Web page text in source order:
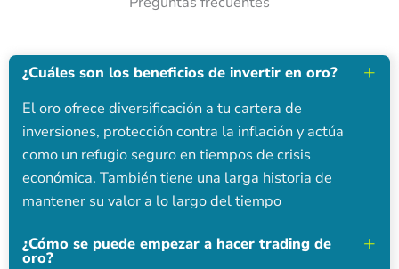
¿Cuáles son los beneficios de invertir en oro?
El oro ofrece diversificación a tu cartera de
inversiones, protección contra la inflación y actúa
como un refugio seguro en tiempos de crisis
económica. También tiene una larga historia de
mantener su valor a lo largo del tiempo
¿Cómo se puede empezar a hacer trading de
oro?